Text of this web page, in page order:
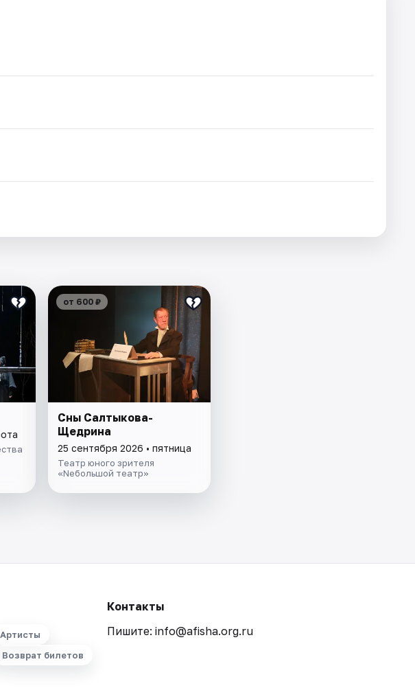
от 600 ₽
Сны Салтыкова-
Щедрина
25 сентября 2026 • пятница
Театр юного зрителя
«Nебольшой театр»
Артисты
Возврат билетов
Контакты
Пишите: info@afisha.org.ru